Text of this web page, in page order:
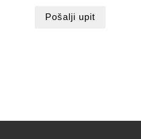
Pošalji upit